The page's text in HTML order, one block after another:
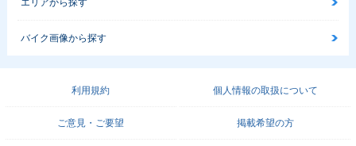
エリアから探す
バイク画像から探す
利用規約 個人情報の取扱について
ご意見・ご要望 掲載希望の方